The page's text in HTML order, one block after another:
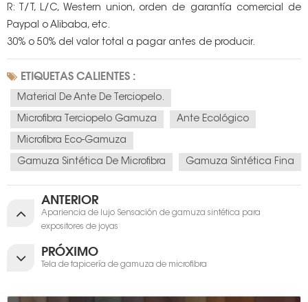
R: T/T, L/C, Western union, orden de garantía comercial de
Paypal o Alibaba, etc.
30% o 50% del valor total a pagar antes de producir.
ETIQUETAS CALIENTES :
Material De Ante De Terciopelo.
Microfibra Terciopelo Gamuza Ante Ecológico
Microfibra Eco-Gamuza
Gamuza Sintética De Microfibra Gamuza Sintética Fina
ANTERIOR
Apariencia de lujo Sensación de gamuza sintética para
expositores de joyas
PRÓXIMO
Tela de tapicería de gamuza de microfibra